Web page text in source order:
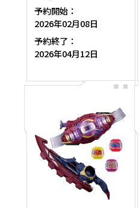
予約開始：
2026年02月08日
予約終了：
2026年04月12日